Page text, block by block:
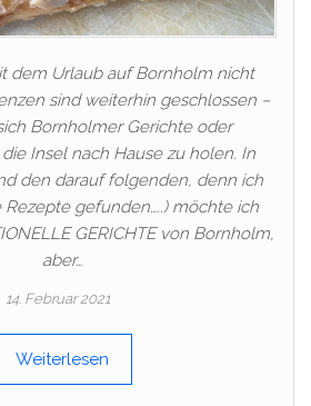
dem Urlaub auf Bornholm nicht
sind weiterhin geschlossen –
Bornholmer Gerichte oder
Insel nach Hause zu holen. In
den darauf folgenden, denn ich
gefunden…..) möchte ich
GERICHTE von Bornholm,
aber…
14. Februar 2021
Weiterlesen